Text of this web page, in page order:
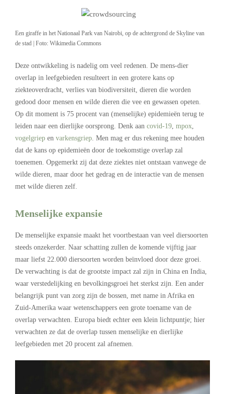
Een giraffe in het Nationaal Park van Nairobi, op de achtergrond de Skyline van
de stad | Foto: Wikimedia Commons
Deze ontwikkeling is nadelig om veel redenen. De mens-dier
overlap in leefgebieden resulteert in een grotere kans op
ziekteoverdracht, verlies van biodiversiteit, dieren die worden
gedood door mensen en wilde dieren die vee en gewassen opeten.
Op dit moment is 75 procent van (menselijke) epidemieën terug te
leiden naar een dierlijke oorsprong. Denk aan covid-19 mpox
vogelgriep en varkensgriep . Men mag er dus rekening mee houden
dat de kans op epidemieën door de toekomstige overlap zal
toenemen. Opgemerkt zij dat deze ziektes niet ontstaan vanwege de
wilde dieren, maar door het gedrag en de interactie van de mensen
met wilde dieren zelf.
Menselijke expansie
De menselijke expansie maakt het voortbestaan van veel diersoorten
steeds onzekerder. Naar schatting zullen de komende vijftig jaar
maar liefst 22.000 diersoorten worden beïnvloed door deze groei.
De verwachting is dat de grootste impact zal zijn in China en India,
waar verstedelijking en bevolkingsgroei het sterkst zijn. Een ander
belangrijk punt van zorg zijn de bossen, met name in Afrika en
Zuid-Amerika waar wetenschappers een grote toename van de
overlap verwachten. Europa biedt echter een klein lichtpuntje; hier
verwachten ze dat de overlap tussen menselijke en dierlijke
leefgebieden met 20 procent zal afnemen.